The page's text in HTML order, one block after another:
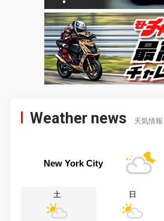
Weather news 天気情報
New York City
土 日